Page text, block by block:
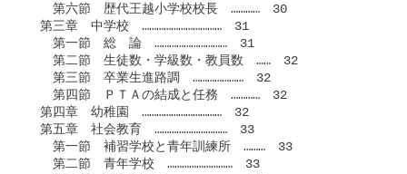
第六節　歴代王越小学校校長　…………　30
第三章　中学校　……………………………　31
第一節　総　論　…………………………　31
第二節　生徒数・学級数・教員数　……　32
第三節　卒業生進路調　…………………　32
第四節　ＰＴＡの結成と任務　…………　32
第四章　幼稚園　……………………………　32
第五章　社会教育　…………………………　33
第一節　補習学校と青年訓練所　………　33
第二節　青年学校　………………………　33